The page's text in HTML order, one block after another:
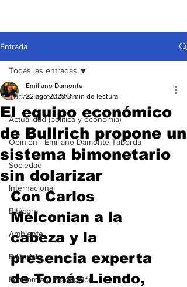
Entrada
Todas las entradas
Actualidad (política y economía)
Opinión - Emiliano Damonte Taborda
Sociedad
Internacional
Bitácora
Ambiente
Editorial
Economía y Producción
Todas las entradas
El equipo económico
de Bullrich propone un
sistema bimonetario
sin dolarizar
Emiliano Damonte
22 ago 2023 3 min de lectura
Con Carlos
Melconian a la
cabeza y la
presencia experta
de Tomás Liendo,